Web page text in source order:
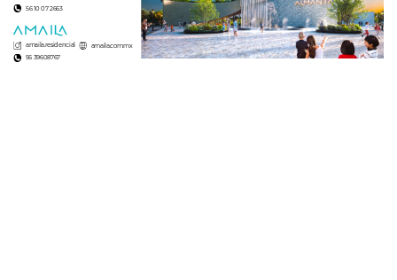
56 10 07 2663
amaila.residencial
amaila.com.mx
56 39608767